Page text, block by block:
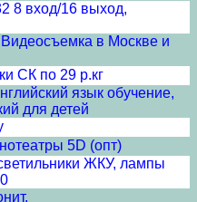
8 вход/16 выход,
в Москве и
СК по 29 р.кг
язык обучение,
для детей
5D (опт)
ЖКУ, лампы